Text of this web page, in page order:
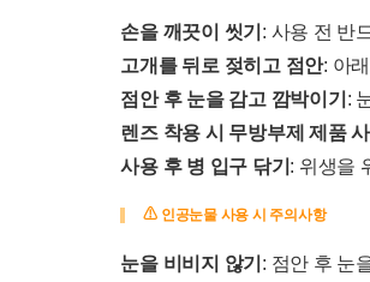
손을 깨끗이 씻기 : 사용 전 반
고개를 뒤로 젖히고 점안: 아
점안 후 눈을 감고 깜박이기 :
렌즈 착용 시 무방부제 제품
사용 후 병 입구 닦기 : 위생을
⚠ 인공눈물 사용 시 주의사항
눈을 비비지 않기 : 점안 후 눈